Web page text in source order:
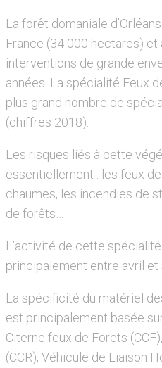
La forêt domaniale
France (34 000 hectares)
interventions de grande
années. La spécialité Feux
plus grand nombre de
(chiffres 2018).
Les risques liés à cette
essentiellement : les feux
chaumes, les incendies de
de forêts…
L’activité de cette
principalement entre avril et
La spécificité du matériel
est principalement basée
Citerne feux de Forets
(CCR), Véhicule de Liaison